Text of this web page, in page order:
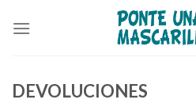
DEVOLUCIONES